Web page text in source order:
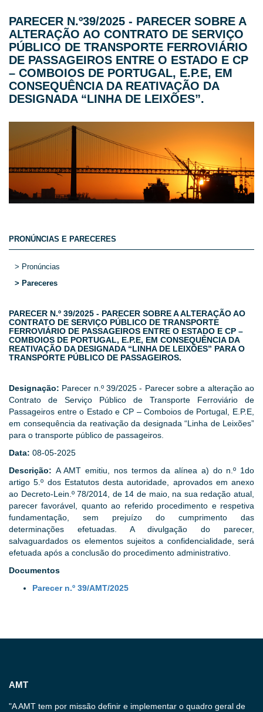
PARECER N.º39/2025 - PARECER SOBRE A
ALTERAÇÃO AO CONTRATO DE SERVIÇO
PÚBLICO DE TRANSPORTE FERROVIÁRIO
DE PASSAGEIROS ENTRE O ESTADO E CP
– COMBOIOS DE PORTUGAL, E.P.E, EM
CONSEQUÊNCIA DA REATIVAÇÃO DA
DESIGNADA “LINHA DE LEIXÕES”.
PRONÚNCIAS E PARECERES
> Pronúncias
> Pareceres
PARECER N.º 39/2025 - PARECER SOBRE A ALTERAÇÃO AO
CONTRATO DE SERVIÇO PÚBLICO DE TRANSPORTE
FERROVIÁRIO DE PASSAGEIROS ENTRE O ESTADO E CP –
COMBOIOS DE PORTUGAL, E.P.E, EM CONSEQUÊNCIA DA
REATIVAÇÃO DA DESIGNADA “LINHA DE LEIXÕES” PARA O
TRANSPORTE PÚBLICO DE PASSAGEIROS.
Designação: Parecer n.º 39/2025 - Parecer sobre a alteração ao
Contrato de Serviço Público de Transporte Ferroviário de
Passageiros entre o Estado e CP – Comboios de Portugal, E.P.E,
em consequência da reativação da designada “Linha de Leixões”
para o transporte público de passageiros.
Data: 08-05-2025
Descrição: A AMT emitiu, nos termos da alínea a) do n.º 1do
artigo 5.º dos Estatutos desta autoridade, aprovados em anexo
ao Decreto-Lein.º 78/2014, de 14 de maio, na sua redação atual,
parecer favorável, quanto ao referido procedimento e respetiva
fundamentação, sem prejuízo do cumprimento das
determinações efetuadas. A divulgação do parecer,
salvaguardados os elementos sujeitos a confidencialidade, será
efetuada após a conclusão do procedimento administrativo.
Documentos
Parecer n.º 39/AMT/2025
AMT
"A AMT tem por missão definir e implementar o quadro geral de